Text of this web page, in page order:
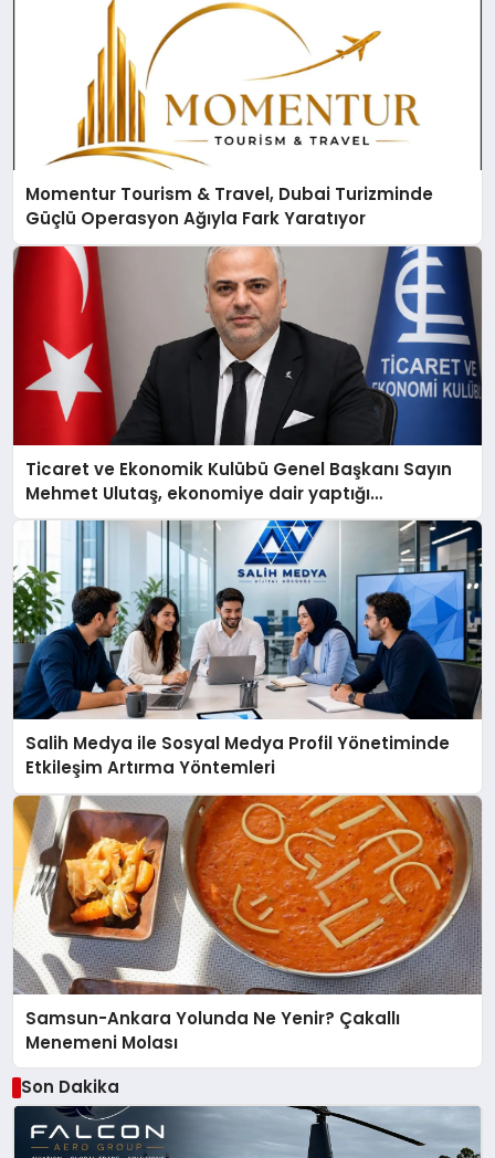
Momentur Tourism & Travel, Dubai Turizminde
Güçlü Operasyon Ağıyla Fark Yaratıyor
Ticaret ve Ekonomik Kulübü Genel Başkanı Sayın
Mehmet Ulutaş, ekonomiye dair yaptığı
açıklamada şunları kaydetti:
Salih Medya ile Sosyal Medya Profil Yönetiminde
Etkileşim Artırma Yöntemleri
Samsun-Ankara Yolunda Ne Yenir? Çakallı
Menemeni Molası
Son Dakika